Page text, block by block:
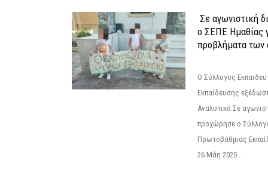
Σε αγωνιστική
ο ΣΕΠΕ Ημαθίας
προβλήματα των
Ο Σύλλογος
Εκπαίδευσης
Αναλυτικά Σε
προχώρησε ο
Πρωτοβάθμιας
26 Μάη 2025...